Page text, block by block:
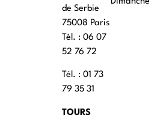
de Serbie
75008 Paris
Tél. : ‭06 07
52 76 72
Tél. : 01 73
79 35 31
TOURS